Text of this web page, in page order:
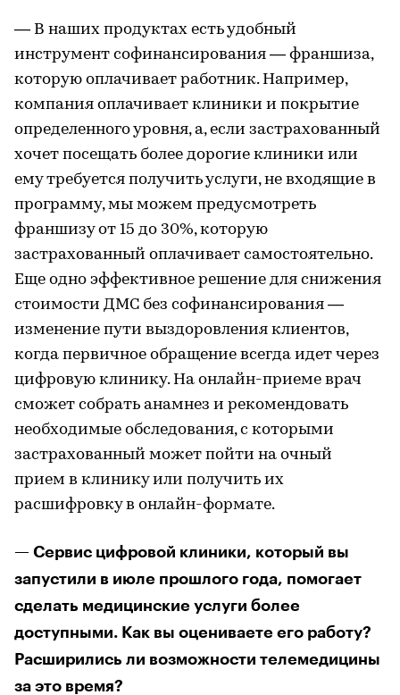
— В наших продуктах есть удобный
инструмент софинансирования — франшиза,
которую оплачивает работник. Например,
компания оплачивает клиники и покрытие
определенного уровня, а, если застрахованный
хочет посещать более дорогие клиники или
ему требуется получить услуги, не входящие в
программу, мы можем предусмотреть
франшизу от 15 до 30%, которую
застрахованный оплачивает самостоятельно.
Еще одно эффективное решение для снижения
стоимости ДМС без софинансирования —
изменение пути выздоровления клиентов,
когда первичное обращение всегда идет через
цифровую клинику. На онлайн-приеме врач
сможет собрать анамнез и рекомендовать
необходимые обследования, с которыми
застрахованный может пойти на очный
прием в клинику или получить их
расшифровку в онлайн-формате.
— Сервис цифровой клиники, который вы
запустили в июле прошлого года, помогает
сделать медицинские услуги более
доступными. Как вы оцениваете его работу?
Расширились ли возможности телемедицины
за это время?